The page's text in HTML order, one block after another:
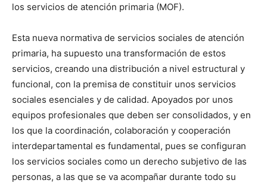
los servicios de atención primaria (MOF).
Esta nueva normativa de servicios sociales de atención
primaria, ha supuesto una transformación de estos
servicios, creando una distribución a nivel estructural y
funcional, con la premisa de constituir unos servicios
sociales esenciales y de calidad. Apoyados por unos
equipos profesionales que deben ser consolidados, y en
los que la coordinación, colaboración y cooperación
interdepartamental es fundamental, pues se configuran
los servicios sociales como un derecho subjetivo de las
personas, a las que se va acompañar durante todo su